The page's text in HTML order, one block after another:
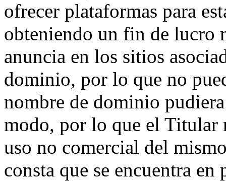
ofrecer plataformas para
obteniendo un fin de lucro
anuncia en los sitios
dominio, por lo que no
nombre de dominio
modo, por lo que el Titular
uso no comercial del
consta que se encuentra